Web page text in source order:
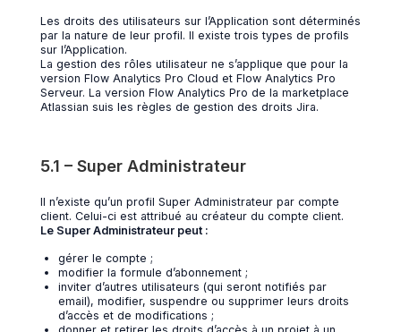
Les droits des utilisateurs sur l’Application sont déterminés
par la nature de leur profil. Il existe trois types de profils
sur l’Application.
La gestion des rôles utilisateur ne s’applique que pour la
version Flow Analytics Pro Cloud et Flow Analytics Pro
Serveur. La version Flow Analytics Pro de la marketplace
Atlassian suis les règles de gestion des droits Jira.
5.1 – Super Administrateur
Il n’existe qu’un profil Super Administrateur par compte
client. Celui-ci est attribué au créateur du compte client.
Le Super Administrateur peut :
gérer le compte ;
modifier la formule d’abonnement ;
inviter d’autres utilisateurs (qui seront notifiés par
email), modifier, suspendre ou supprimer leurs droits
d’accès et de modifications ;